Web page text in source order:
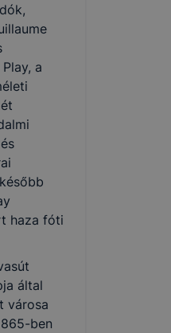
a
haza fóti
által
városa
ben